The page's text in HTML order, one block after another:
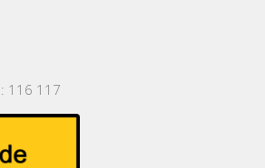
: 116 117